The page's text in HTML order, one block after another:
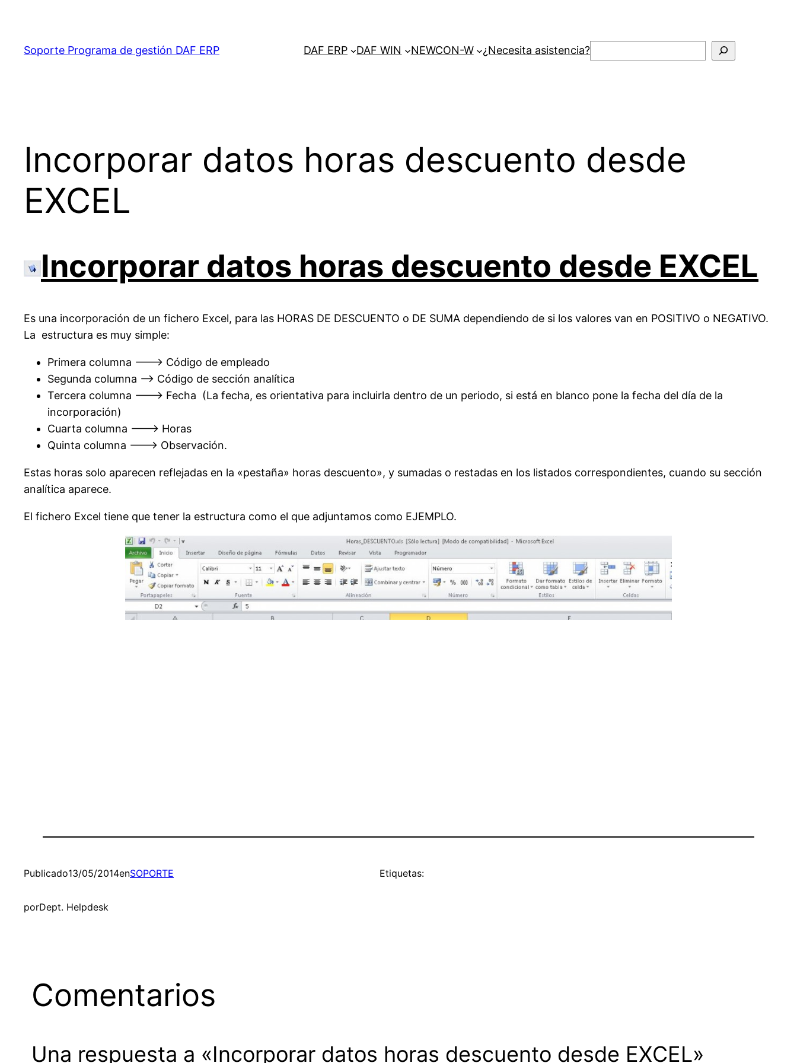
contenido
Soporte Programa de gestión DAF ERP DAF ERP DAF WIN NEWCON-W ¿Necesita asistencia?Buscar
Incorporar datos horas descuento desde
EXCEL
Incorporar datos horas descuento desde EXCEL
Es una incorporación de un fichero Excel, para las HORAS DE DESCUENTO o DE SUMA dependiendo de si los valores van en POSITIVO o NEGATIVO.
La estructura es muy simple:
Primera columna ——-> Código de empleado
Segunda columna ——> Código de sección analítica
Tercera columna ———> Fecha (La fecha, es orientativa para incluirla dentro de un periodo, si está en blanco pone la fecha del día de la
incorporación)
Cuarta columna ——–> Horas
Quinta columna ——–> Observación.
Estas horas solo aparecen reflejadas en la «pestaña» horas descuento», y sumadas o restadas en los listados correspondientes, cuando su sección
analítica aparece.
El fichero Excel tiene que tener la estructura como el que adjuntamos como EJEMPLO.
Publicado13/05/2014enSOPORTE
porDept. Helpdesk
Etiquetas:
Comentarios
Una respuesta a «Incorporar datos horas descuento desde EXCEL»